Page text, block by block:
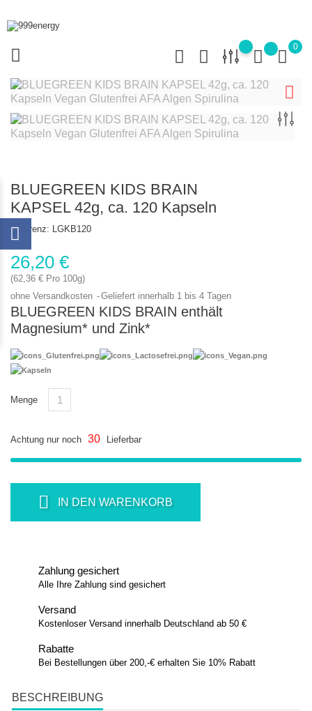
0
BLUEGREEN KIDS BRAIN
KAPSEL 42g, ca. 120 Kapseln
Referenz: LGKB120
26,20 €
(62,36 € Pro 100g)
ohne Versandkosten
Geliefert innerhalb 1 bis 4 Tagen
BLUEGREEN KIDS BRAIN enthält
Magnesium* und Zink*
Menge
Achtung nur noch 30 Lieferbar
IN DEN WARENKORB
Zahlung gesichert
Alle Ihre Zahlung sind gesichert
Versand
Kostenloser Versand innerhalb Deutschland ab 50 €
Rabatte
Bei Bestellungen über 200,-€ erhalten Sie 10% Rabatt
BESCHREIBUNG